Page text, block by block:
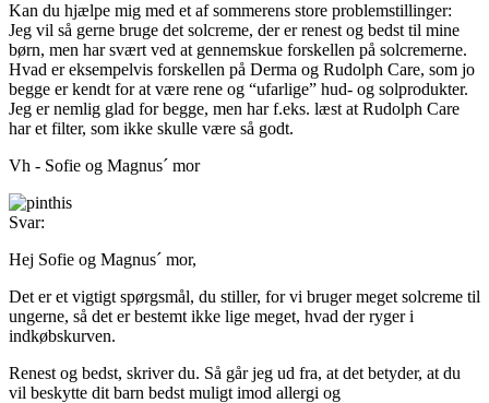
Kan du hjælpe mig med et af sommerens store problemstillinger:
Jeg vil så gerne bruge det solcreme, der er renest og bedst til mine
børn, men har svært ved at gennemskue forskellen på solcremerne.
Hvad er eksempelvis forskellen på Derma og Rudolph Care, som jo
begge er kendt for at være rene og “ufarlige” hud- og solprodukter.
Jeg er nemlig glad for begge, men har f.eks. læst at Rudolph Care
har et filter, som ikke skulle være så godt.
Vh - Sofie og Magnus´ mor
Svar:
Hej Sofie og Magnus´ mor,
Det er et vigtigt spørgsmål, du stiller, for vi bruger meget solcreme til
ungerne, så det er bestemt ikke lige meget, hvad der ryger i
indkøbskurven.
Renest og bedst, skriver du. Så går jeg ud fra, at det betyder, at du
vil beskytte dit barn bedst muligt imod allergi og